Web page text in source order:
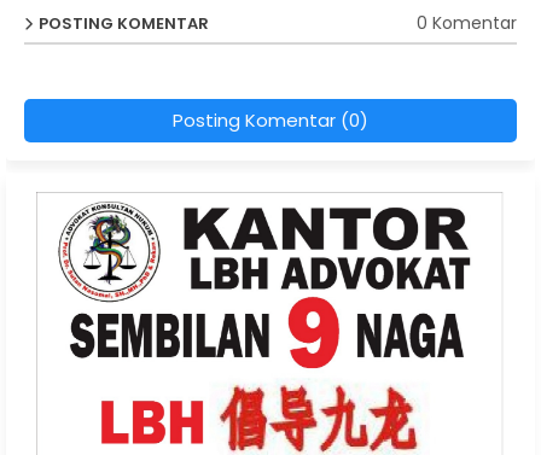
POSTING KOMENTAR 0 Komentar
Posting Komentar (0)